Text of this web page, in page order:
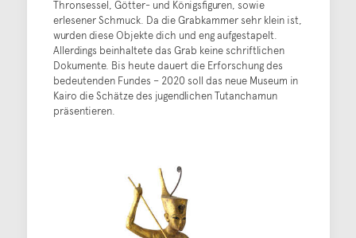
Thronsessel, Götter- und Königsfiguren, sowie
erlesener Schmuck. Da die Grabkammer sehr klein ist,
wurden diese Objekte dich und eng aufgestapelt.
Allerdings beinhaltete das Grab keine schriftlichen
Dokumente. Bis heute dauert die Erforschung des
bedeutenden Fundes – 2020 soll das neue Museum in
Kairo die Schätze des jugendlichen Tutanchamun
präsentieren.